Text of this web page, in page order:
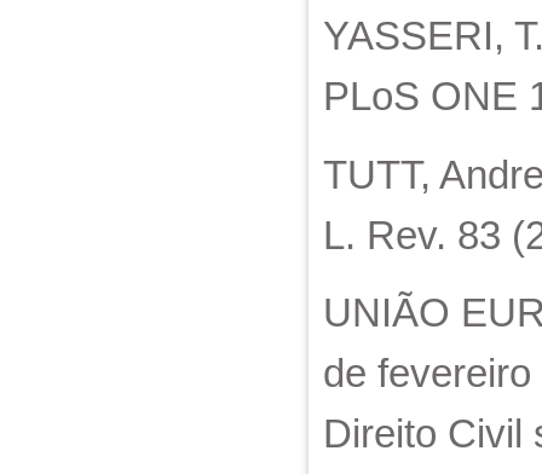
YASSERI,
PLoS ONE
TUTT,
L. Rev. 83
UNIÃO
de
Direito Civil